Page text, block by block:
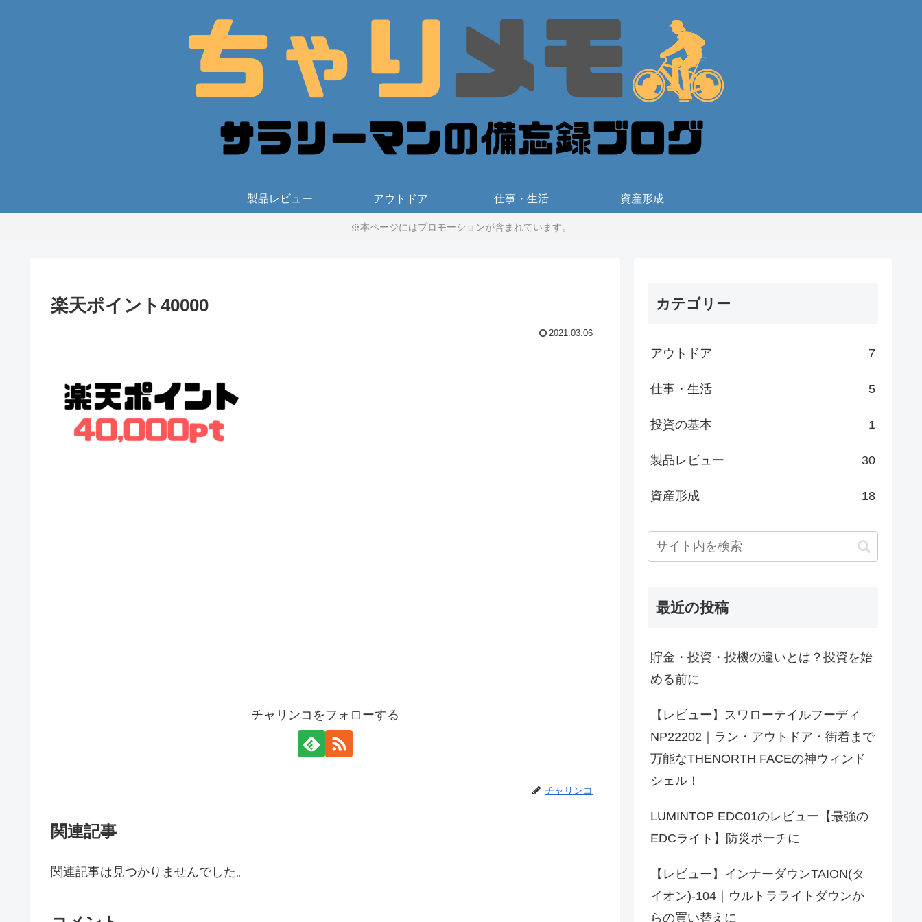
製品レビュー アウトドア 仕事・生活 資産形成
※本ページにはプロモーションが含まれています。
楽天ポイント40000
2021.03.06
チャリンコをフォローする
チャリンコ
関連記事
関連記事は見つかりませんでした。
カテゴリー
アウトドア 7
仕事・生活 5
投資の基本 1
製品レビュー 30
資産形成 18
最近の投稿
貯金・投資・投機の違いとは？投資を始
める前に
【レビュー】スワローテイルフーディ
NP22202｜ラン・アウトドア・街着まで
万能なTHENORTH FACEの神ウィンド
シェル！
LUMINTOP EDC01のレビュー【最強の
EDCライト】防災ポーチに
【レビュー】インナーダウンTAION(タ
イオン)-104｜ウルトラライトダウンか
らの買い替えに